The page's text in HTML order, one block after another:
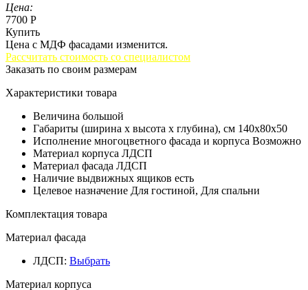
Цена:
7700 Р
Купить
Цена с МДФ фасадами изменится.
Рассчитать стоимость со специалистом
Заказать по своим размерам
Характеристики товара
Величина большой
Габариты (ширина х высота х глубина), см 140х80х50
Исполнение многоцветного фасада и корпуса Возможно
Материал корпуса ЛДСП
Материал фасада ЛДСП
Наличие выдвижных ящиков есть
Целевое назначение Для гостиной, Для спальни
Комплектация товара
Материал фасада
ЛДСП: Выбрать
Материал корпуса